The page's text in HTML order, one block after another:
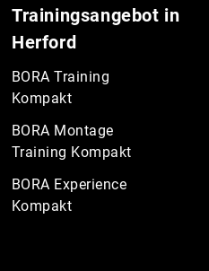
Trainingsangebot in
Herford
BORA Training
Kompakt
BORA Montage
Training Kompakt
BORA Experience
Kompakt